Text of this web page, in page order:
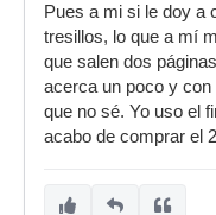
Pues a mi si le doy a
tresillos, lo que a mí
que salen dos
acerca un poco y
que no sé. Yo uso el
acabo de comprar el